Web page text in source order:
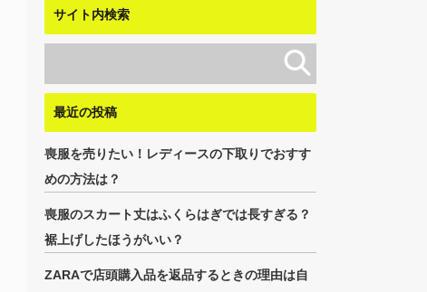
サイト内検索
最近の投稿
喪服を売りたい！レディースの下取りでおすす
めの方法は？
喪服のスカート丈はふくらはぎでは長すぎる？
裾上げしたほうがいい？
ZARAで店頭購入品を返品するときの理由は自